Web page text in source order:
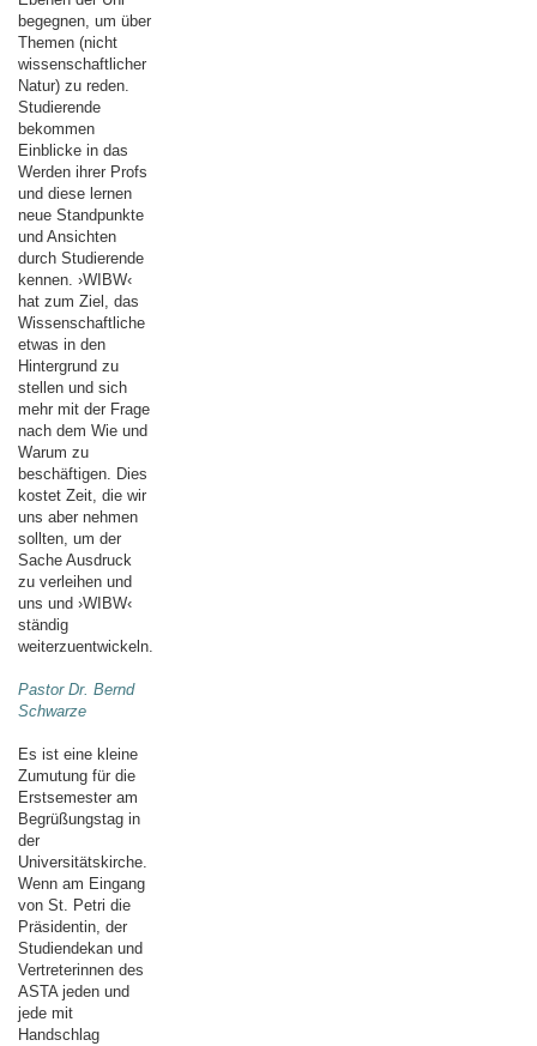
begegnen, um über
Themen (nicht
wissenschaftlicher
Natur) zu reden.
Studierende
bekommen
Einblicke in das
Werden ihrer Profs
und diese lernen
neue Standpunkte
und Ansichten
durch Studierende
kennen. ›WIBW‹
hat zum Ziel, das
Wissenschaftliche
etwas in den
Hintergrund zu
stellen und sich
mehr mit der Frage
nach dem Wie und
Warum zu
beschäftigen. Dies
kostet Zeit, die wir
uns aber nehmen
sollten, um der
Sache Ausdruck
zu verleihen und
uns und ›WIBW‹
ständig
weiterzuentwickeln.
Pastor Dr. Bernd
Schwarze
Es ist eine kleine
Zumutung für die
Erstsemester am
Begrüßungstag in
der
Universitätskirche.
Wenn am Eingang
von St. Petri die
Präsidentin, der
Studiendekan und
Vertreterinnen des
ASTA jeden und
jede mit
Handschlag